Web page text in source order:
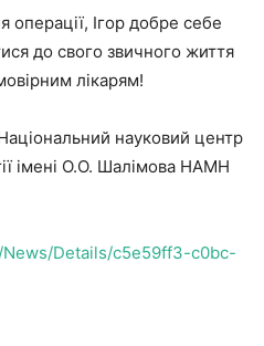
операції, Ігор добре себе
до свого звичного життя
лікарям!
науковий центр
імені О.О. Шалімова НАМН
Details/c5e59ff3-c0bc-